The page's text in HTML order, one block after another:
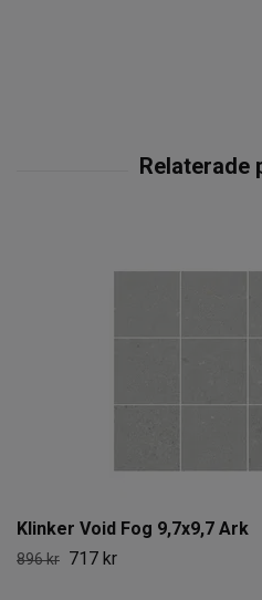
Klinker Void Fog 9,7x9,7 Ark
896 kr 717 kr